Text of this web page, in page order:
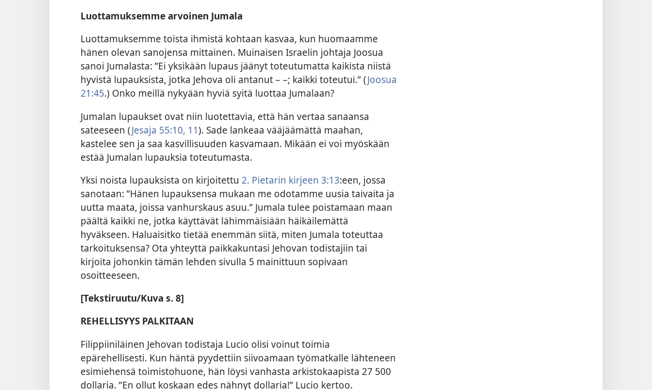
Luottamuksemme arvoinen Jumala
Luottamuksemme toista ihmistä kohtaan kasvaa, kun huomaamme
hänen olevan sanojensa mittainen. Muinaisen Israelin johtaja Joosua
sanoi Jumalasta: ”Ei yksikään lupaus jäänyt toteutumatta kaikista niistä
hyvistä lupauksista, jotka Jehova oli antanut – –; kaikki toteutui.” (Joosua
21:45.) Onko meillä nykyään hyviä syitä luottaa Jumalaan?
Jumalan lupaukset ovat niin luotettavia, että hän vertaa sanaansa
sateeseen (Jesaja 55:10, 11). Sade lankeaa vääjäämättä maahan,
kastelee sen ja saa kasvillisuuden kasvamaan. Mikään ei voi myöskään
estää Jumalan lupauksia toteutumasta.
Yksi noista lupauksista on kirjoitettu 2. Pietarin kirjeen 3:13:een, jossa
sanotaan: ”Hänen lupauksensa mukaan me odotamme uusia taivaita ja
uutta maata, joissa vanhurskaus asuu.” Jumala tulee poistamaan maan
päältä kaikki ne, jotka käyttävät lähimmäisiään häikäilemättä
hyväkseen. Haluaisitko tietää enemmän siitä, miten Jumala toteuttaa
tarkoituksensa? Ota yhteyttä paikkakuntasi Jehovan todistajiin tai
kirjoita johonkin tämän lehden sivulla 5 mainittuun sopivaan
osoitteeseen.
[Tekstiruutu/Kuva s. 8]
REHELLISYYS PALKITAAN
Filippiiniläinen Jehovan todistaja Lucio olisi voinut toimia
epärehellisesti. Kun häntä pyydettiin siivoamaan työmatkalle lähteneen
esimiehensä toimistohuone, hän löysi vanhasta arkistokaapista 27 500
dollaria. ”En ollut koskaan edes nähnyt dollaria!” Lucio kertoo.